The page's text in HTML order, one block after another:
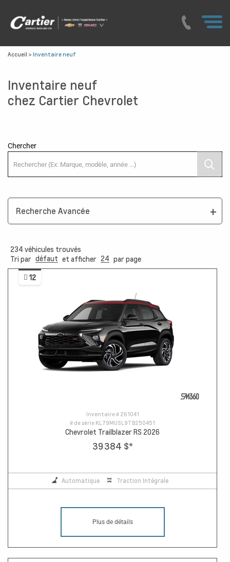
Accueil > Inventaire neuf
Inventaire neuf
chez Cartier Chevrolet
Chercher
Recherche Avancée
234 véhicules trouvés
Tri par défaut et afficher 24 par page
12
Inventaire # 261041
# de série KL79MUSL9TB250451
Chevrolet Trailblazer RS 2026
39 384 $*
Automatique Traction Intégrale
Plus de détails